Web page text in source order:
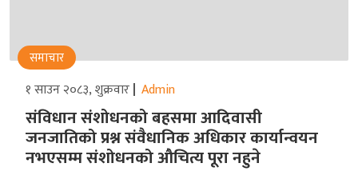
समाचार
१ साउन २०८३, शुक्रवार Admin
संविधान संशोधनको बहसमा आदिवासी
जनजातिको प्रश्न संवैधानिक अधिकार कार्यान्वयन
नभएसम्म संशोधनको औचित्य पूरा नहुने